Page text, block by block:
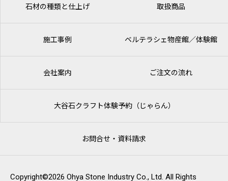
石材の種類と仕上げ 取扱商品
施工事例 ベルテラシェ物産館／体験館
会社案内 ご注文の流れ
大谷石クラフト体験予約（じゃらん）
お問合せ・資料請求
Copyright©2026 Ohya Stone Industry Co., Ltd. All Rights